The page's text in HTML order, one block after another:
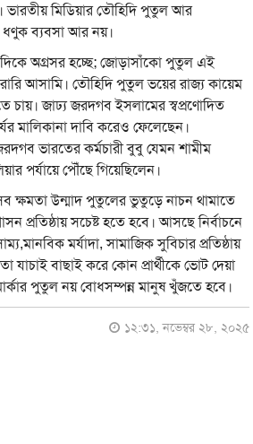
ভারতীয় মিডিয়ার তৌহিদি পুতুল আর
ব্যবসা আর নয়।
দিকে অগ্রসর হচ্ছে; জোড়াসাঁকো পুতুল এই
আসামি। তৌহিদি পুতুল ভয়ের রাজ্য কায়েম
চায়। জাঢ্য জরদগব ইসলামের স্বপ্রণোদিত
মালিকানা দাবি করেও ফেলেছেন।
ভারতের কর্মচারী বুবু যেমন শামীম
পর্যায়ে পৌঁছে গিয়েছিলেন।
ক্ষমতা উন্মাদ পুতুলের ভুতুড়ে নাচন থামাতে
প্রতিষ্ঠায় সচেষ্ট হতে হবে। আসছে নির্বাচনে
মর্যাদা, সামাজিক সুবিচার প্রতিষ্ঠায়
যাচাই বাছাই করে কোন প্রার্থীকে ভোট দেয়া
পুতুল নয় বোধসম্পন্ন মানুষ খুঁজতে হবে।
১২:৩১, নভেম্বর ২৮, ২০২৫